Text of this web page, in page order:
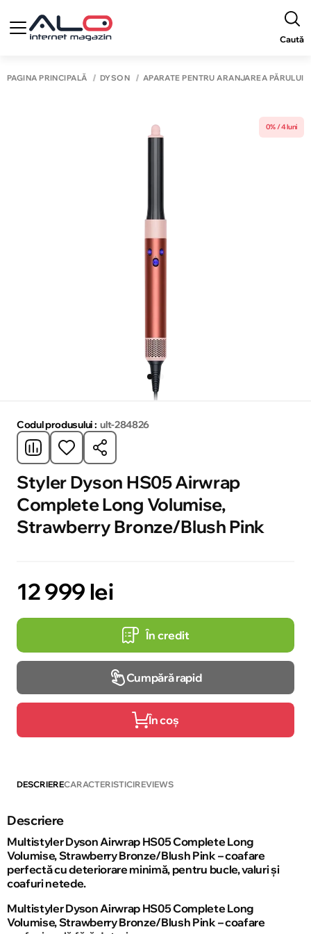
Caută
PAGINA PRINCIPALĂ DYSON APARATE PENTRU ARANJAREA PĂRULUI
0% / 4 luni
Codul produsului : ult-284826
Styler Dyson HS05 Airwrap
Complete Long Volumise,
Strawberry Bronze/Blush Pink
12 999 lei
În credit
Cumpără rapid
În coș
DESCRIERECARACTERISTICIREVIEWS
Descriere
Multistyler Dyson Airwrap HS05 Complete Long
Volumise, Strawberry Bronze/Blush Pink – coafare
perfectă cu deteriorare minimă, pentru bucle, valuri și
coafuri netede.
Multistyler Dyson Airwrap HS05 Complete Long
Volumise, Strawberry Bronze/Blush Pink – coafare